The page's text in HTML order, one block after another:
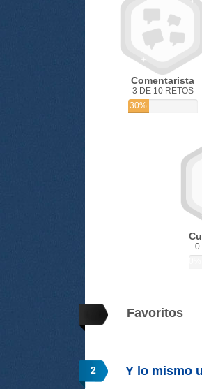
Comentarista
3 DE 10 RETOS
30%
0
Favoritos
2 Y lo mismo